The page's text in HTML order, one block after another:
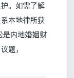
。如需了解
本地律所获
是内地婚姻财
题，